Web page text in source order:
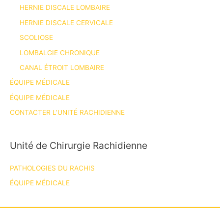
HERNIE DISCALE LOMBAIRE
HERNIE DISCALE CERVICALE
SCOLIOSE
LOMBALGIE CHRONIQUE
CANAL ÉTROIT LOMBAIRE
ÉQUIPE MÉDICALE
ÉQUIPE MÉDICALE
CONTACTER L’UNITÉ RACHIDIENNE
Unité de Chirurgie Rachidienne
PATHOLOGIES DU RACHIS
ÉQUIPE MÉDICALE